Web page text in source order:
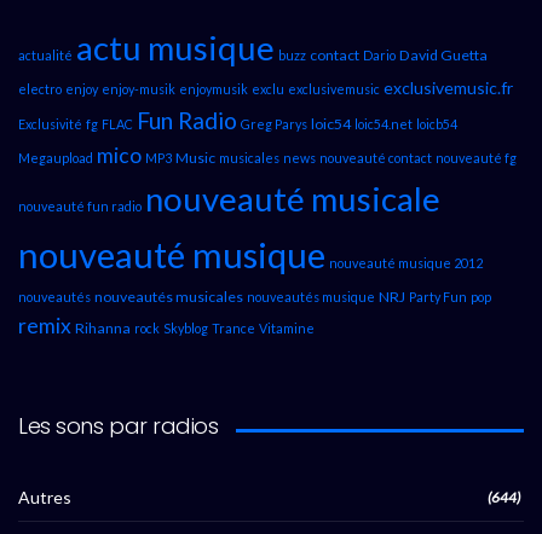
actualité actu musique buzz contact Dario David Guetta
electro enjoy enjoy-musik enjoymusik exclu exclusivemusic exclusivemusic.fr
Exclusivité fg FLAC Fun Radio Greg Parys loic54 loic54.net loicb54
Megaupload mico MP3 Music musicales news nouveauté contact nouveauté fg
nouveauté fun radio nouveauté musicale
nouveauté musique nouveauté musique 2012
nouveautés nouveautés musicales nouveautés musique NRJ Party Fun pop
remix Rihanna rock Skyblog Trance Vitamine
Les sons par radios
Autres (644)